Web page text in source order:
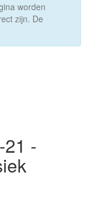
worden
zijn. De
-